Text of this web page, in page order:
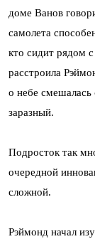
доме Ванов
самолета
кто сидит рядом
расстроила
о небе смешалась
заразный.
Подросток так
очередной
сложной.
Рэймонд начал